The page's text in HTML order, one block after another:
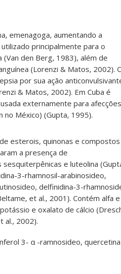
emenagoga, aumentando a
principalmente para o
den Berg, 1983), além de
(Lorenzi & Matos, 2002).
por sua ação
& Matos, 2002). Em Cuba é
externamente para
no México) (Gupta, 1995).
esterois, quinonas e compostos
a presença de
e luteolina
3-rhamnosil-arabinosideo,
delfinidina-3-
et al., 2001). Contém alfa e
e oxalato de cálcio
al., 2002).
3- α -ramnosideo,